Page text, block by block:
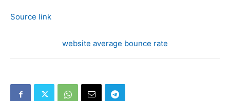
Source link
website average bounce rate